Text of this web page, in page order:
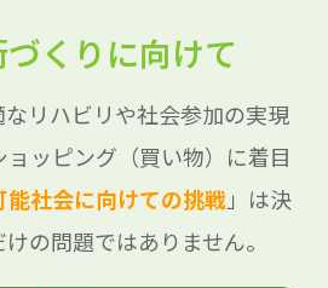
くりに向けて
リハビリや社会参加の実現
ッピング（買い物）に着目
能社会に向けての挑戦」は決
の問題ではありません。